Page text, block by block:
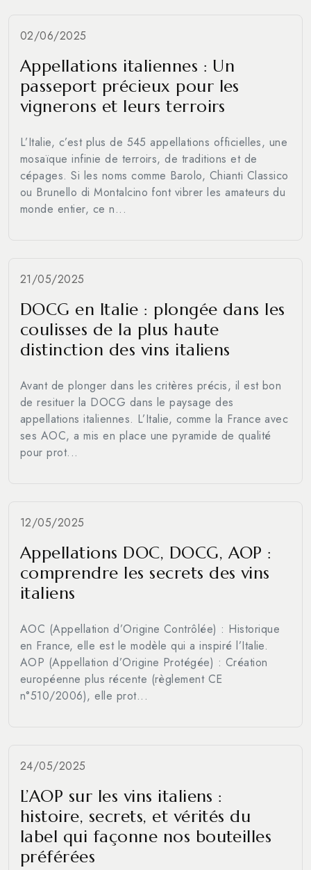
02/06/2025
Appellations italiennes : Un
passeport précieux pour les
vignerons et leurs terroirs
L’Italie, c’est plus de 545 appellations officielles, une
mosaïque infinie de terroirs, de traditions et de
cépages. Si les noms comme Barolo, Chianti Classico
ou Brunello di Montalcino font vibrer les amateurs du
monde entier, ce n...
21/05/2025
DOCG en Italie : plongée dans les
coulisses de la plus haute
distinction des vins italiens
Avant de plonger dans les critères précis, il est bon
de resituer la DOCG dans le paysage des
appellations italiennes. L’Italie, comme la France avec
ses AOC, a mis en place une pyramide de qualité
pour prot...
12/05/2025
Appellations DOC, DOCG, AOP :
comprendre les secrets des vins
italiens
AOC (Appellation d’Origine Contrôlée) : Historique
en France, elle est le modèle qui a inspiré l’Italie.
AOP (Appellation d’Origine Protégée) : Création
européenne plus récente (règlement CE
n°510/2006), elle prot...
24/05/2025
L’AOP sur les vins italiens :
histoire, secrets, et vérités du
label qui façonne nos bouteilles
préférées